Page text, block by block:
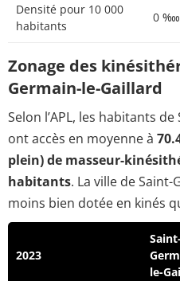
Densité pour 10 000
habitants
0 ‱
Zonage des
Germain-le-Gaillard
Selon l’APL, les habitants
ont accès en moyenne à
plein) de masseur-
habitants. La ville de
moins bien dotée en kinés
2023
le-